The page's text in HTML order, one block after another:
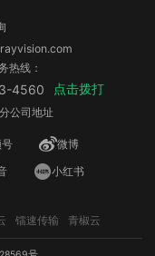
热线：
4560 点击拨打
公司地址
微博
小红书
镭速传输 青椒云